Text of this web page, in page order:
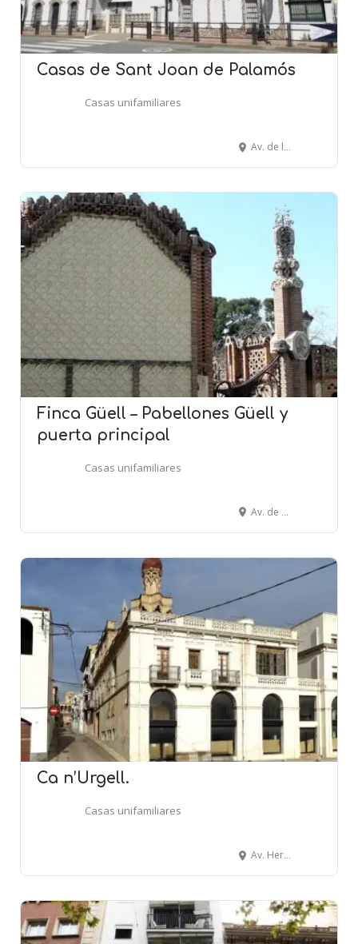
Casas de Sant Joan de Palamós
Casas unifamiliares
Av. de la Llibertat, 2-4 - PALAMÓS
Finca Güell – Pabellones Güell y
puerta principal
Casas unifamiliares
Av. de Pedralbes, 7, 08034 Barcelona
Ca n’Urgell.
Casas unifamiliares
Av. Herois del 1808, 109 - Migdia, 19 - L'ARBOÇ